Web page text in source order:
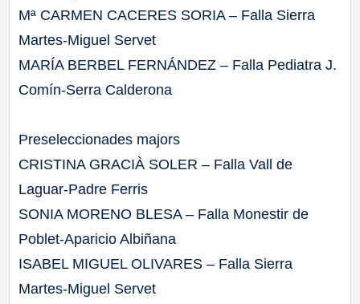
Mª CARMEN CACERES SORIA – Falla Sierra
Martes-Miguel Servet
MARÍA BERBEL FERNÁNDEZ – Falla Pediatra J.
Comín-Serra Calderona
Preseleccionades majors
CRISTINA GRACIÀ SOLER – Falla Vall de
Laguar-Padre Ferris
SONIA MORENO BLESA – Falla Monestir de
Poblet-Aparicio Albiñana
ISABEL MIGUEL OLIVARES – Falla Sierra
Martes-Miguel Servet